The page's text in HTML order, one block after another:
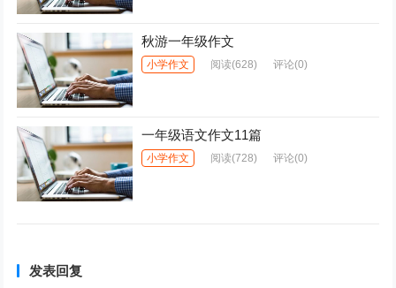
秋游一年级作文
小学作文 阅读(628) 评论(0)
一年级语文作文11篇
小学作文 阅读(728) 评论(0)
发表回复